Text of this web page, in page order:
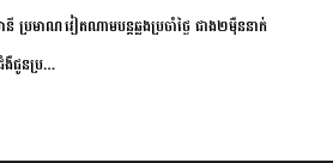
ានី ប្រមាណ
ជូនប្រជា
វៀតណាម​បន្ត​ឆ្លង​ប្រចាំថ្ងៃ​ ​ជាង​២​ម៉ឺន​នាក់​